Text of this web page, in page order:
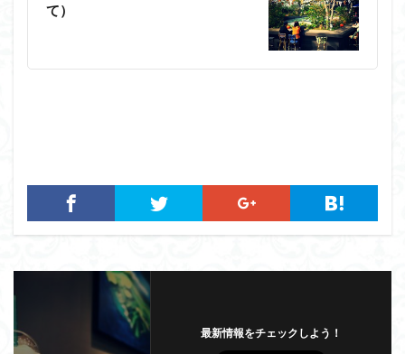
て）
最新情報をチェックしよう！